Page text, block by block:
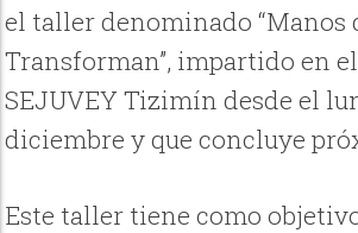
el taller denominado “Manos
Transforman”, impartido en
SEJUVEY Tizimín desde el
diciembre y que concluye
Este taller tiene como